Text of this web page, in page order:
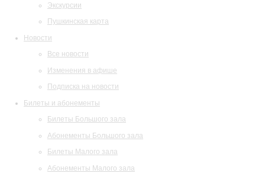
Экскурсии
Пушкинская карта
Новости
Все новости
Изменения в афише
Подписка на новости
Билеты и абонементы
Билеты Большого зала
Абонементы Большого зала
Билеты Малого зала
Абонементы Малого зала